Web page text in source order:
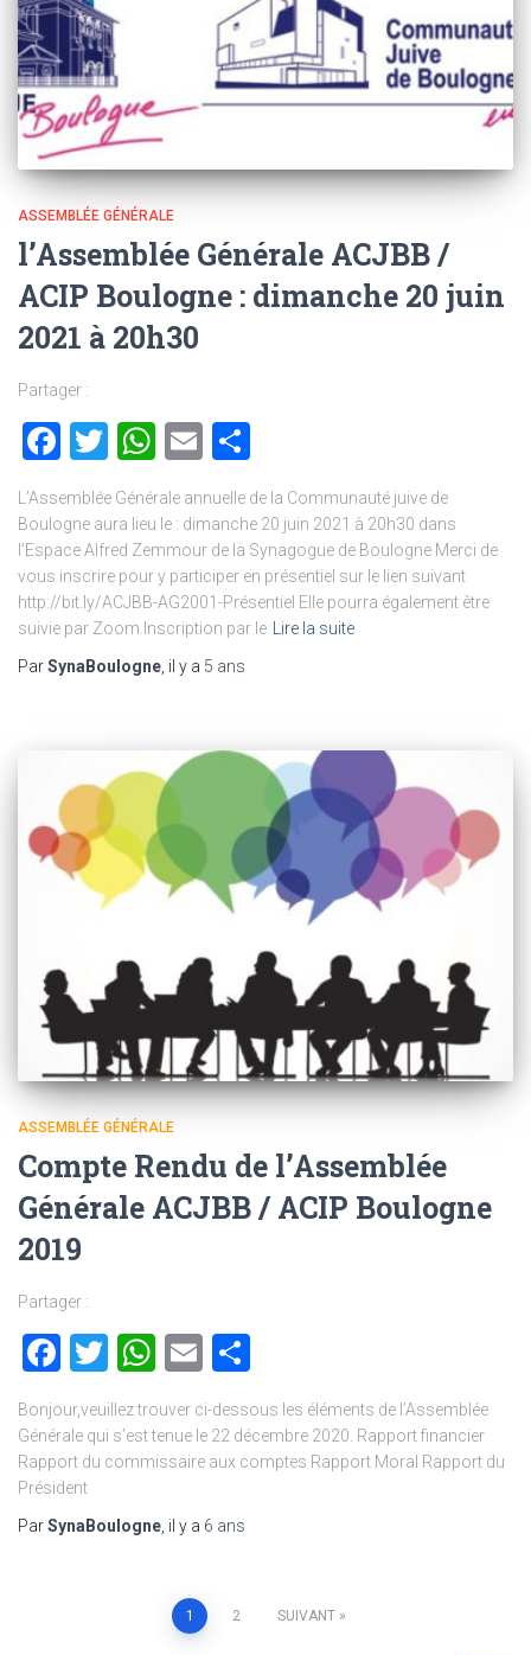
ASSEMBLÉE GÉNÉRALE
l’Assemblée Générale ACJBB /
ACIP Boulogne : dimanche 20 juin
2021 à 20h30
Partager :
Facebook
Twitter
WhatsApp
Email
L’Assemblée Générale annuelle de la Communauté juive de
Boulogne aura lieu le : dimanche 20 juin 2021 à 20h30 dans
l’Espace Alfred Zemmour de la Synagogue de Boulogne Merci de
vous inscrire pour y participer en présentiel sur le lien suivant
http://bit.ly/ACJBB-AG2001-Présentiel Elle pourra également être
suivie par Zoom.Inscription par le
Lire la suite
ParSynaBoulogne , il y a 5 ans
ASSEMBLÉE GÉNÉRALE
Compte Rendu de l’Assemblée
Générale ACJBB / ACIP Boulogne
2019
Partager :
Facebook
Twitter
WhatsApp
Email
Bonjour,veuillez trouver ci-dessous les éléments de l’Assemblée
Générale qui s’est tenue le 22 décembre 2020. Rapport financier
Rapport du commissaire aux comptes Rapport Moral Rapport du
Président
ParSynaBoulogne , il y a 6 ans
Pagination 1 2 SUIVANT